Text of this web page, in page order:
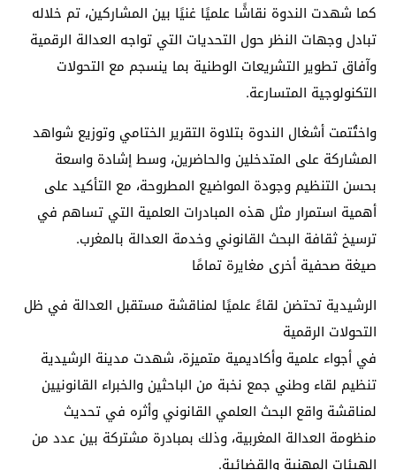
كما شهدت الندوة نقاشًا علميًا غنيًا بين المشاركين، تم خلاله
تبادل وجهات النظر حول التحديات التي تواجه العدالة الرقمية
وآفاق تطوير التشريعات الوطنية بما ينسجم مع التحولات
التكنولوجية المتسارعة.
واختُتمت أشغال الندوة بتلاوة التقرير الختامي وتوزيع شواهد
المشاركة على المتدخلين والحاضرين، وسط إشادة واسعة
بحسن التنظيم وجودة المواضيع المطروحة، مع التأكيد على
أهمية استمرار مثل هذه المبادرات العلمية التي تساهم في
ترسيخ ثقافة البحث القانوني وخدمة العدالة بالمغرب.
صيغة صحفية أخرى مغايرة تمامًا
الرشيدية تحتضن لقاءً علميًا لمناقشة مستقبل العدالة في ظل
التحولات الرقمية
في أجواء علمية وأكاديمية متميزة، شهدت مدينة الرشيدية
تنظيم لقاء وطني جمع نخبة من الباحثين والخبراء القانونيين
لمناقشة واقع البحث العلمي القانوني وأثره في تحديث
منظومة العدالة المغربية، وذلك بمبادرة مشتركة بين عدد من
الهيئات المهنية والقضائية.